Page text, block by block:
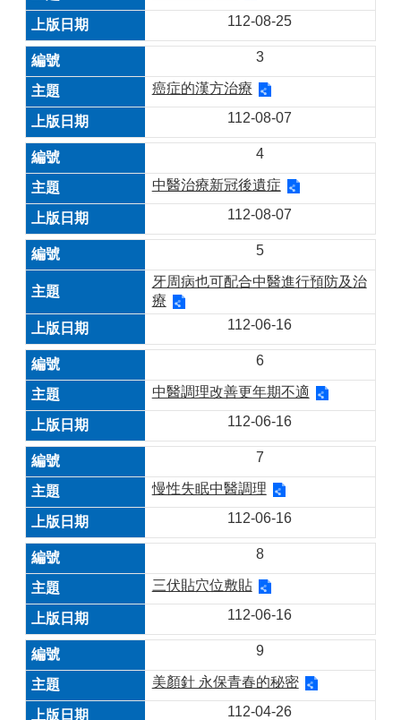
112-08-25
3
癌症的漢方治療
112-08-07
4
中醫治療新冠後遺症
112-08-07
5
牙周病也可配合中醫進行預防及治
療
112-06-16
6
中醫調理改善更年期不適
112-06-16
7
慢性失眠中醫調理
112-06-16
8
三伏貼穴位敷貼
112-06-16
9
美顏針 永保青春的秘密
112-04-26